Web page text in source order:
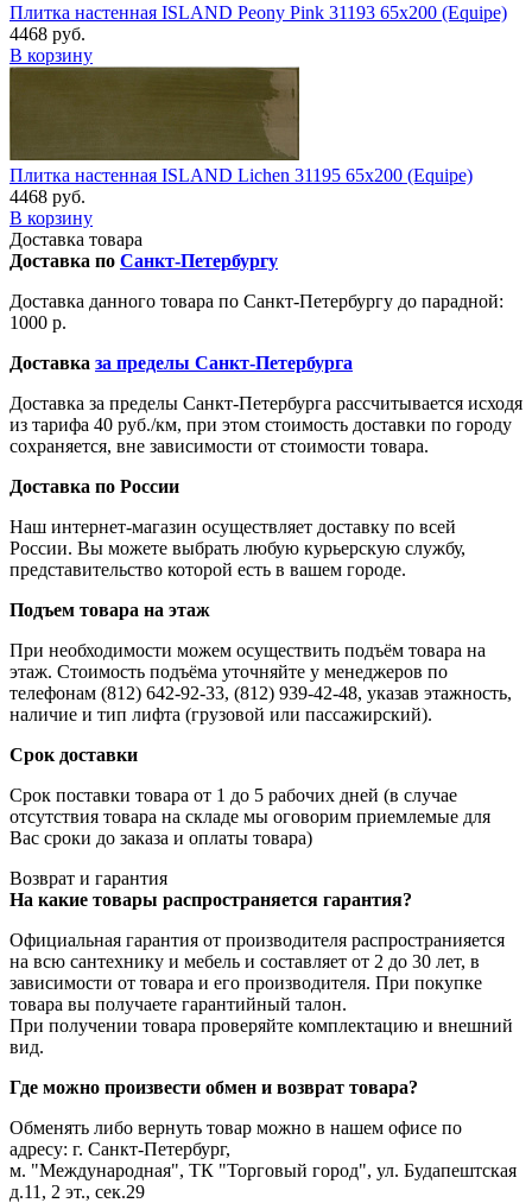
Плитка настенная ISLAND Peony Pink 31193 65x200 (Equipe)
4468 руб.
В корзину
Плитка настенная ISLAND Lichen 31195 65x200 (Equipe)
4468 руб.
В корзину
Доставка товара
Доставка по Санкт-Петербургу
Доставка данного товара по Санкт-Петербургу до парадной:
1000 р.
Доставка за пределы Санкт-Петербурга
Доставка за пределы Санкт-Петербурга рассчитывается исходя
из тарифа 40 руб./км, при этом стоимость доставки по городу
сохраняется, вне зависимости от стоимости товара.
Доставка по России
Наш интернет-магазин осуществляет доставку по всей
России. Вы можете выбрать любую курьерскую службу,
представительство которой есть в вашем городе.
Подъем товара на этаж
При необходимости можем осуществить подъём товара на
этаж. Стоимость подъёма уточняйте у менеджеров по
телефонам (812) 642-92-33, (812) 939-42-48, указав этажность,
наличие и тип лифта (грузовой или пассажирский).
Срок доставки
Срок поставки товара от 1 до 5 рабочих дней (в случае
отсутствия товара на складе мы оговорим приемлемые для
Вас сроки до заказа и оплаты товара)
Возврат и гарантия
На какие товары распространяется гарантия?
Официальная гарантия от производителя распространияется
на всю сантехнику и мебель и составляет от 2 до 30 лет, в
зависимости от товара и его производителя. При покупке
товара вы получаете гарантийный талон.
При получении товара проверяйте комплектацию и внешний
вид.
Где можно произвести обмен и возврат товара?
Обменять либо вернуть товар можно в нашем офисе по
адресу: г. Санкт-Петербург,
м. "Международная", ТК "Торговый город", ул. Будапештская
д.11, 2 эт., сек.29